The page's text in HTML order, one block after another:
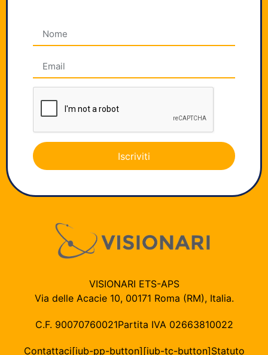
Iscriviti
VISIONARI ETS-APS
Via delle Acacie 10, 00171 Roma (RM), Italia.
C.F. 90070760021Partita IVA 02663810022
Contattaci[iub-pp-button][iub-tc-button]Statuto